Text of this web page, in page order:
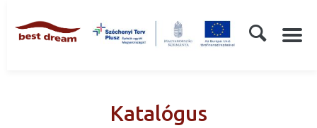
Katalógus